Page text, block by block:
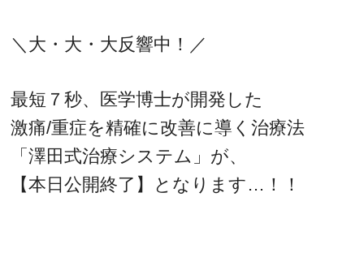
＼大・大・大反響中！／
最短７秒、医学博士が開発した
激痛/重症を精確に改善に導く治療法
「澤田式治療システム」が、
【本日公開終了】となります…！！